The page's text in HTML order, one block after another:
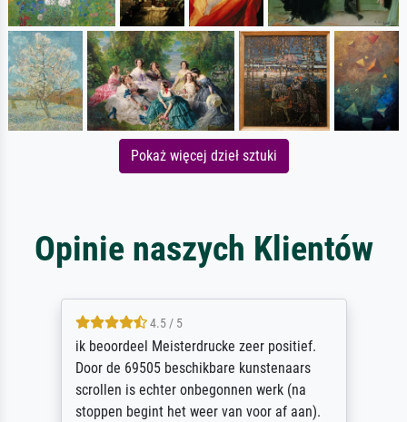
Pokaż więcej dzieł sztuki
Opinie naszych Klientów
5 / 5
Die Zufriedenheit ist auch nicht dadurch
getrübt, dass das Bild entgegen einer
angegebenen Lieferanschrift (sollte eine
Überraschung für die normannische